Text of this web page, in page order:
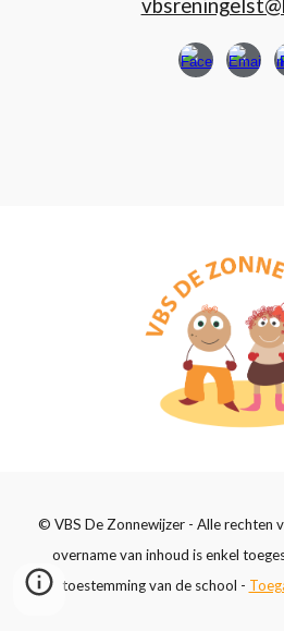
© VBS De Zonnewijzer - Alle rechten
overname van inhoud is enkel
toestemming van de school -